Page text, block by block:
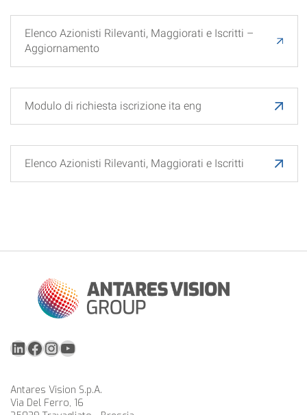
Elenco Azionisti Rilevanti, Maggiorati e Iscritti –
Aggiornamento
Modulo di richiesta iscrizione ita eng
Elenco Azionisti Rilevanti, Maggiorati e Iscritti
LinkedIn
Facebook
Instagram
YouTube
Antares Vision S.p.A.
Via Del Ferro, 16